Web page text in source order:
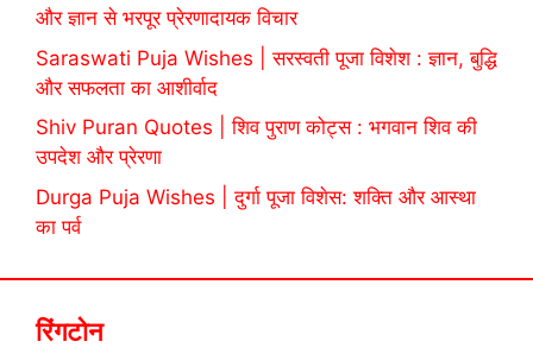
और ज्ञान से भरपूर प्रेरणादायक विचार
Saraswati Puja Wishes | सरस्वती पूजा विशेश : ज्ञान, बुद्धि
और सफलता का आशीर्वाद
Shiv Puran Quotes | शिव पुराण कोट्स : भगवान शिव की
उपदेश और प्रेरणा
Durga Puja Wishes | दुर्गा पूजा विशेस: शक्ति और आस्था
का पर्व
रिंगटोन